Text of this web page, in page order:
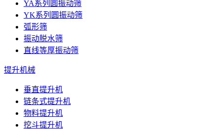
YA系列圆振动筛
YK系列圆振动筛
弧形筛
振动脱水筛
直线等厚振动筛
提升机械
垂直提升机
链条式提升机
物料提升机
挖斗提升机